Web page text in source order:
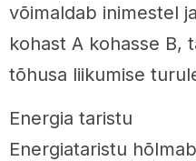
võimaldab inimestel
kohast A kohasse B,
tõhusa liikumise
Energia taristu
Energiataristu